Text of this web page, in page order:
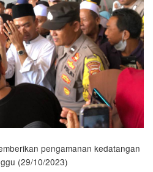
pengamanan kedatangan
(29/10/2023)